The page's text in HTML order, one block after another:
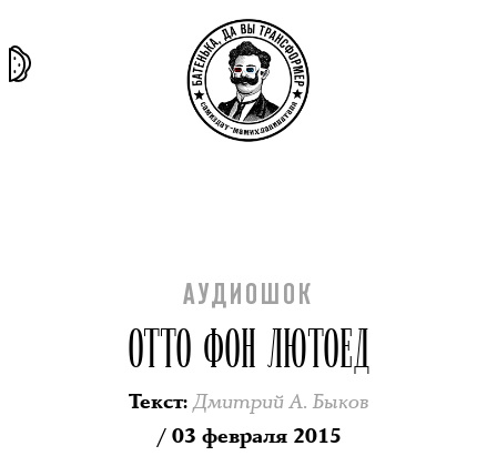
АУДИОШОК
ОТТО ФОН ЛЮТОЕД
Текст:Дмитрий А. Быков
/ 03 февраля 2015